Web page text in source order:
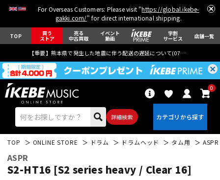
For Overseas Customers: Please visit "https://global.ikebe-
gakki.com/" for direct international shipping.
TOP 買う
ストア
売る
中古買取
イベント
動画
学割
サービス 店舗一覧
【重要】熊本県で発生した地震に伴う配送の遅延について(07月29日
詳細検索
0
TOP ONLINE STORE ドラム ドラムヘッド タム用 ASPR
ASPR
S2-HT16 [S2 series heavy / Clear 16]